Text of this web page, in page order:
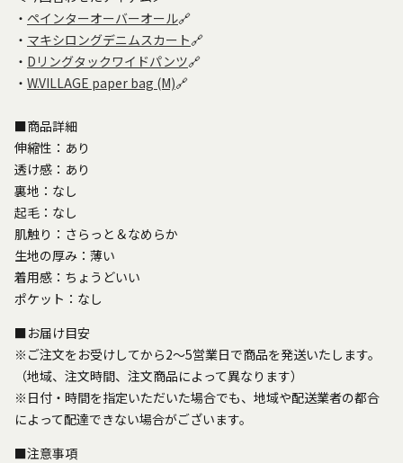
・ ペインターオーバーオール🔗
・ マキシロングデニムスカート🔗
・ Dリングタックワイドパンツ🔗
・ W.VILLAGE paper bag (M)🔗
■商品詳細
伸縮性：あり
透け感：あり
裏地：なし
起毛：なし
肌触り：さらっと＆なめらか
生地の厚み：薄い
着用感：ちょうどいい
ポケット：なし
■お届け目安
※ご注文をお受けしてから2～5営業日で商品を発送いたします。
（地域、注文時間、注文商品によって異なります）
※日付・時間を指定いただいた場合でも、地域や配送業者の都合
によって配達できない場合がございます。
■注意事項